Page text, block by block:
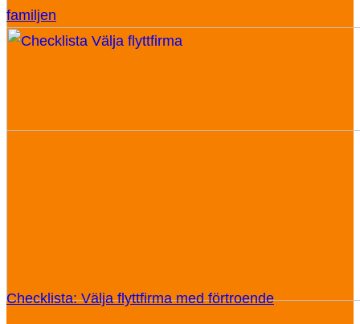
familjen
Checklista: Välja flyttfirma med förtroende